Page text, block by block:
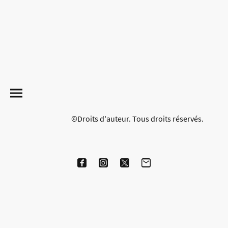
©Droits d'auteur. Tous droits réservés.